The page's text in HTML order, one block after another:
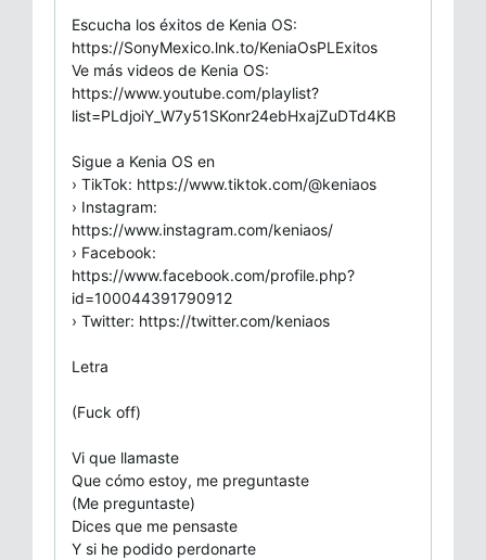
Escucha los éxitos de Kenia OS:
https://SonyMexico.lnk.to/KeniaOsPLExitos
Ve más videos de Kenia OS:
https://www.youtube.com/playlist?
list=PLdjoiY_W7y51SKonr24ebHxajZuDTd4KB
Sigue a Kenia OS en
› TikTok: https://www.tiktok.com/@keniaos
› Instagram:
https://www.instagram.com/keniaos/
› Facebook:
https://www.facebook.com/profile.php?
id=100044391790912
› Twitter: https://twitter.com/keniaos
Letra
(Fuck off)
Vi que llamaste
Que cómo estoy, me preguntaste
(Me preguntaste)
Dices que me pensaste
Y si he podido perdonarte